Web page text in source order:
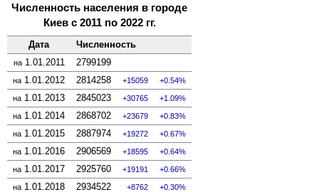
Численность населения в городе
Киев с 2011 по 2022 гг.
Дата Численность
на1.01.2011 2799199
на 1.01.2012 2814258 15059 0.54%
на 1.01.2013 2845023 30765 1.09%
на 1.01.2014 2868702 23679 0.83%
на 1.01.2015 2887974 19272 0.67%
на 1.01.2016 2906569 18595 0.64%
на 1.01.2017 2925760 19191 0.66%
на 1.01.2018 2934522 8762 0.30%